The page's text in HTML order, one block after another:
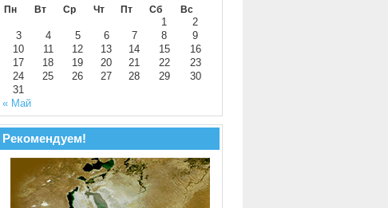
Пн
Вт Ср Чт Пт Сб Вс
1
2
3
4 5 6 7 8
9
10
11 12 13 14 15
16
17
18 19 20 21 22
23
24
25 26 27 28 29
30
31
« Май
Рекомендуем!